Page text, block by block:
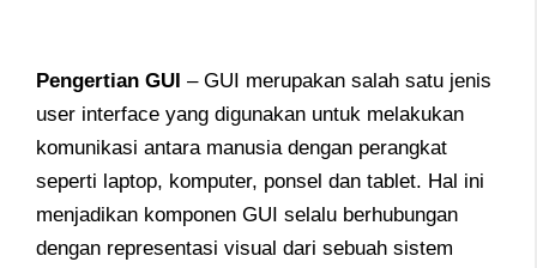
Pengertian GUI – GUI merupakan salah satu jenis
user interface yang digunakan untuk melakukan
komunikasi antara manusia dengan perangkat
seperti laptop, komputer, ponsel dan tablet. Hal ini
menjadikan komponen GUI selalu berhubungan
dengan representasi visual dari sebuah sistem